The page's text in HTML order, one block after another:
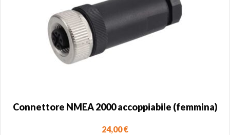
Connettore NMEA 2000 accoppiabile (femmina)
24,00€